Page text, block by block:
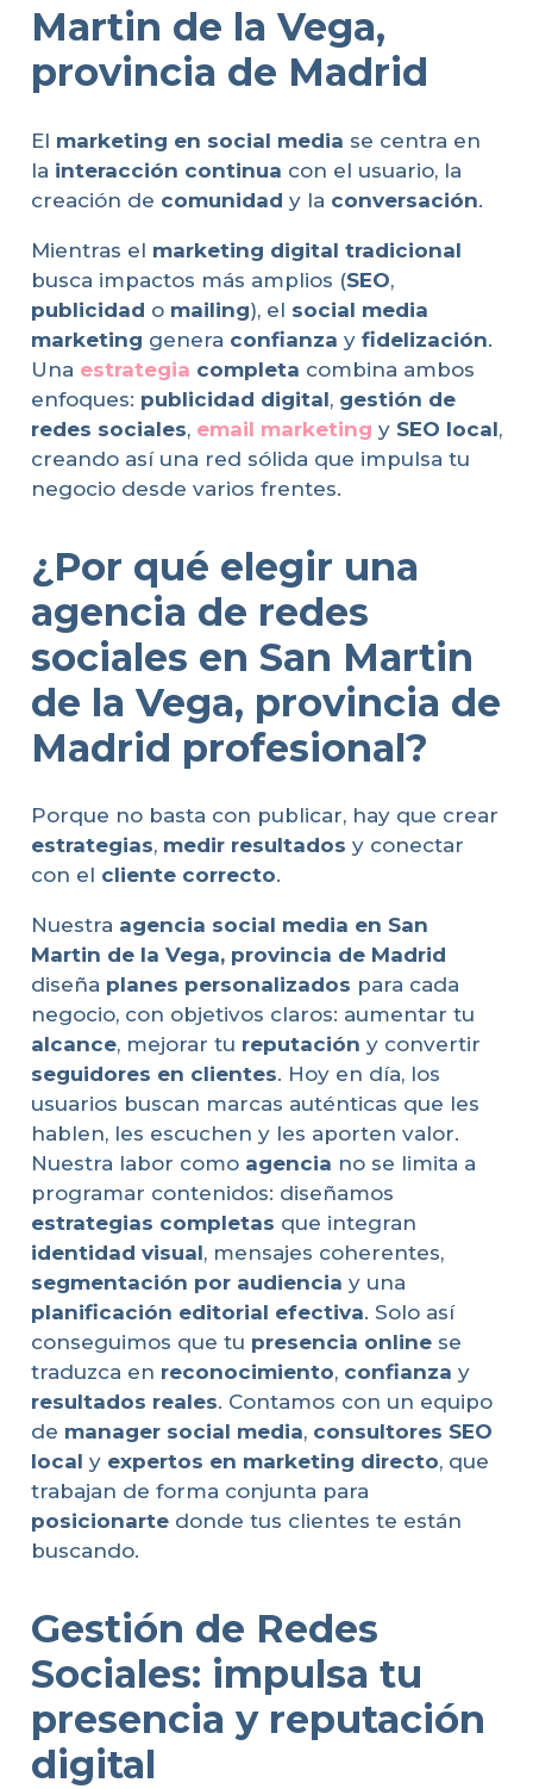
Martin de la Vega,
provincia de Madrid
El marketing en social media se centra en
la interacción continua con el usuario, la
creación de comunidad y la conversación.
Mientras el marketing digital tradicional
busca impactos más amplios (SEO,
publicidad o mailing), el social media
marketing genera confianza y fidelización.
Una estrategia completa combina ambos
enfoques: publicidad digital, gestión de
redes sociales, email marketing y SEO local,
creando así una red sólida que impulsa tu
negocio desde varios frentes.
¿Por qué elegir una
agencia de redes
sociales en San Martin
de la Vega, provincia de
Madrid profesional?
Porque no basta con publicar, hay que crear
estrategias, medir resultados y conectar
con el cliente correcto.
Nuestra agencia social media en San
Martin de la Vega, provincia de Madrid
diseña planes personalizados para cada
negocio, con objetivos claros: aumentar tu
alcance, mejorar tu reputación y convertir
seguidores en clientes. Hoy en día, los
usuarios buscan marcas auténticas que les
hablen, les escuchen y les aporten valor.
Nuestra labor como agencia no se limita a
programar contenidos: diseñamos
estrategias completas que integran
identidad visual, mensajes coherentes,
segmentación por audiencia y una
planificación editorial efectiva. Solo así
conseguimos que tu presencia onlinese
traduzca en reconocimiento, confianza y
resultados reales. Contamos con un equipo
de manager social media, consultores SEO
local y expertos en marketing directo, que
trabajan de forma conjunta para
posicionartedonde tus clientes te están
buscando.
Gestión de Redes
Sociales: impulsa tu
presencia y reputación
digital